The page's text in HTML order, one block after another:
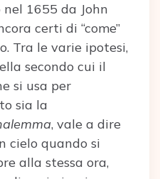
1655 da John
certi di “come”
Tra le varie ipotesi,
secondo cui il
si usa per
sia la
, vale a dire
cielo quando si
alla stessa ora,